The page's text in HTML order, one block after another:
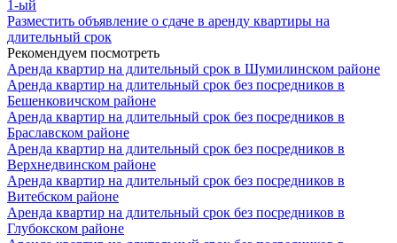
1-ый
Разместить объявление о сдаче в аренду квартиры на
длительный срок
Рекомендуем посмотреть
Аренда квартир на длительный срок в Шумилинском районе
Аренда квартир на длительный срок без посредников в
Бешенковичском районе
Аренда квартир на длительный срок без посредников в
Браславском районе
Аренда квартир на длительный срок без посредников в
Верхнедвинском районе
Аренда квартир на длительный срок без посредников в
Витебском районе
Аренда квартир на длительный срок без посредников в
Глубокском районе